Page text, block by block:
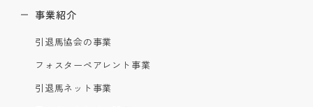
事業紹介
引退馬協会の事業
フォスターペアレント事業
引退馬ネット事業